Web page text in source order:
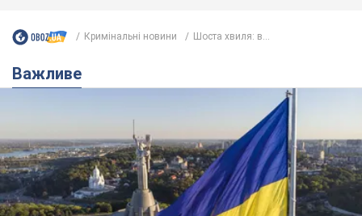
Не набридаємо! Тільки найважливіше - підписуйся на наш
Telegram-канал
Підписатись Підписатись